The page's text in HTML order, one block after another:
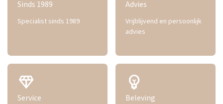
Sinds 1989
Specialist sinds 1989
Advies
Vrijblijvend en persoonlijk
advies
diamond
Service
emoji_objects
Beleving